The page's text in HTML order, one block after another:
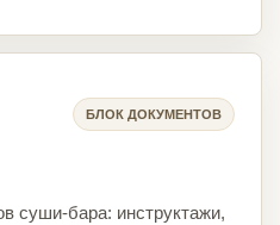
БЛОК ДОКУМЕНТОВ
суши-бара: инструктажи,